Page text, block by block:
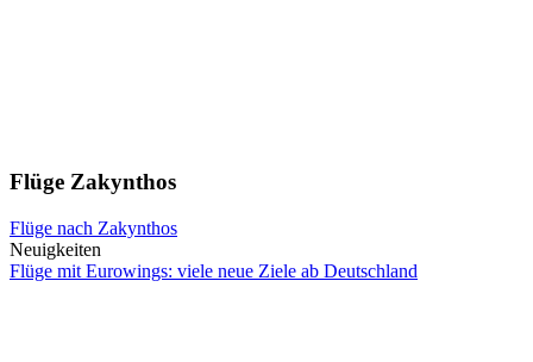
Flüge Zakynthos
Flüge nach Zakynthos
Neuigkeiten
Flüge mit Eurowings: viele neue Ziele ab Deutschland